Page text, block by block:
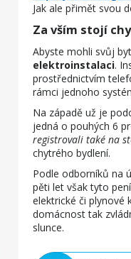
Jak ale přimět svou
Za vším stojí
Abyste mohli svůj
elektroinstalaci.
prostřednictvím
rámci jednoho
Na západě už je
jedná o pouhých 6
registrovali také na
chytrého bydlení.
Podle odborníků na
pěti let však tyto
elektrické či plynové
domácnost tak
slunce.